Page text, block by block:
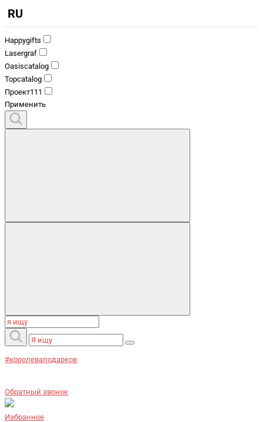
RU
Happygifts
Lasergraf
Oasiscatalog
Topcatalog
Проект111
Применить
#королеваподарков
Обратный звонок
Избранное